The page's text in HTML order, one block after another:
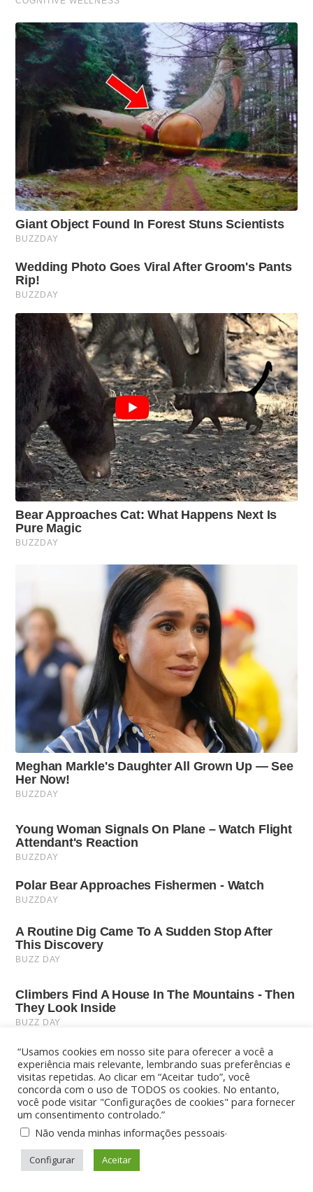
“Usamos cookies em nosso site para oferecer a você a
experiência mais relevante, lembrando suas preferências e
visitas repetidas. Ao clicar em “Aceitar tudo”, você
concorda com o uso de TODOS os cookies. No entanto,
você pode visitar "Configurações de cookies" para fornecer
um consentimento controlado.”
Não venda minhas informações pessoais.
Configurar Aceitar